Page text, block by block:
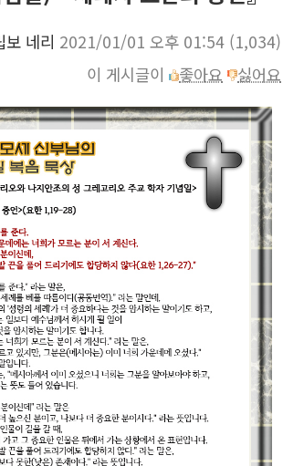
보 네리 2021/01/01 오후 01:54 (1,034)
이 게시글이
좋아요 싫어요